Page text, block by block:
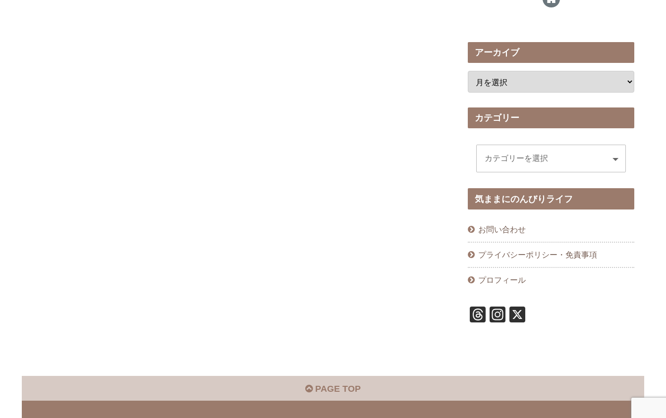
アーカイブ
カテゴリー
気ままにのんびりライフ
お問い合わせ
プライバシーポリシー・免責事項
プロフィール
T
d
In
a
PAGE TOP